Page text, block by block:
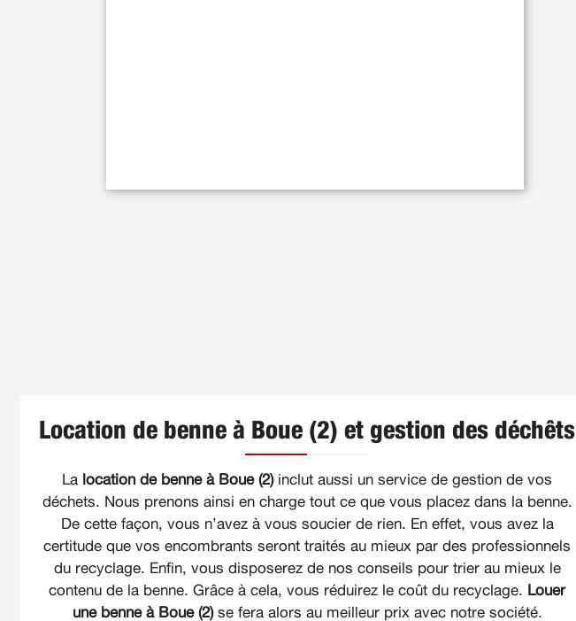
Location de benne à Boue (2) et gestion des déchêts
La location de benne à Boue (2)inclut aussi un service de gestion de vos
déchets. Nous prenons ainsi en charge tout ce que vous placez dans la benne.
De cette façon, vous n’avez à vous soucier de rien. En effet, vous avez la
certitude que vos encombrants seront traités au mieux par des professionnels
du recyclage. Enfin, vous disposerez de nos conseils pour trier au mieux le
contenu de la benne. Grâce à cela, vous réduirez le coût du recyclage. Louer
une benne à Boue (2)se fera alors au meilleur prix avec notre société.